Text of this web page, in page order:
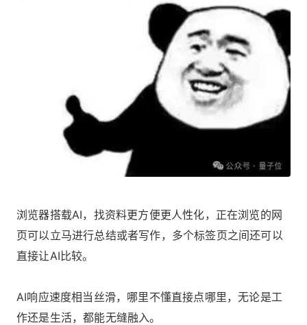
浏览器搭载AI，找资料更方便更人性化，正在浏览的网
页可以立马进行总结或者写作，多个标签页之间还可以
直接让AI比较。
AI响应速度相当丝滑，哪里不懂直接点哪里，无论是工
作还是生活，都能无缝融入。